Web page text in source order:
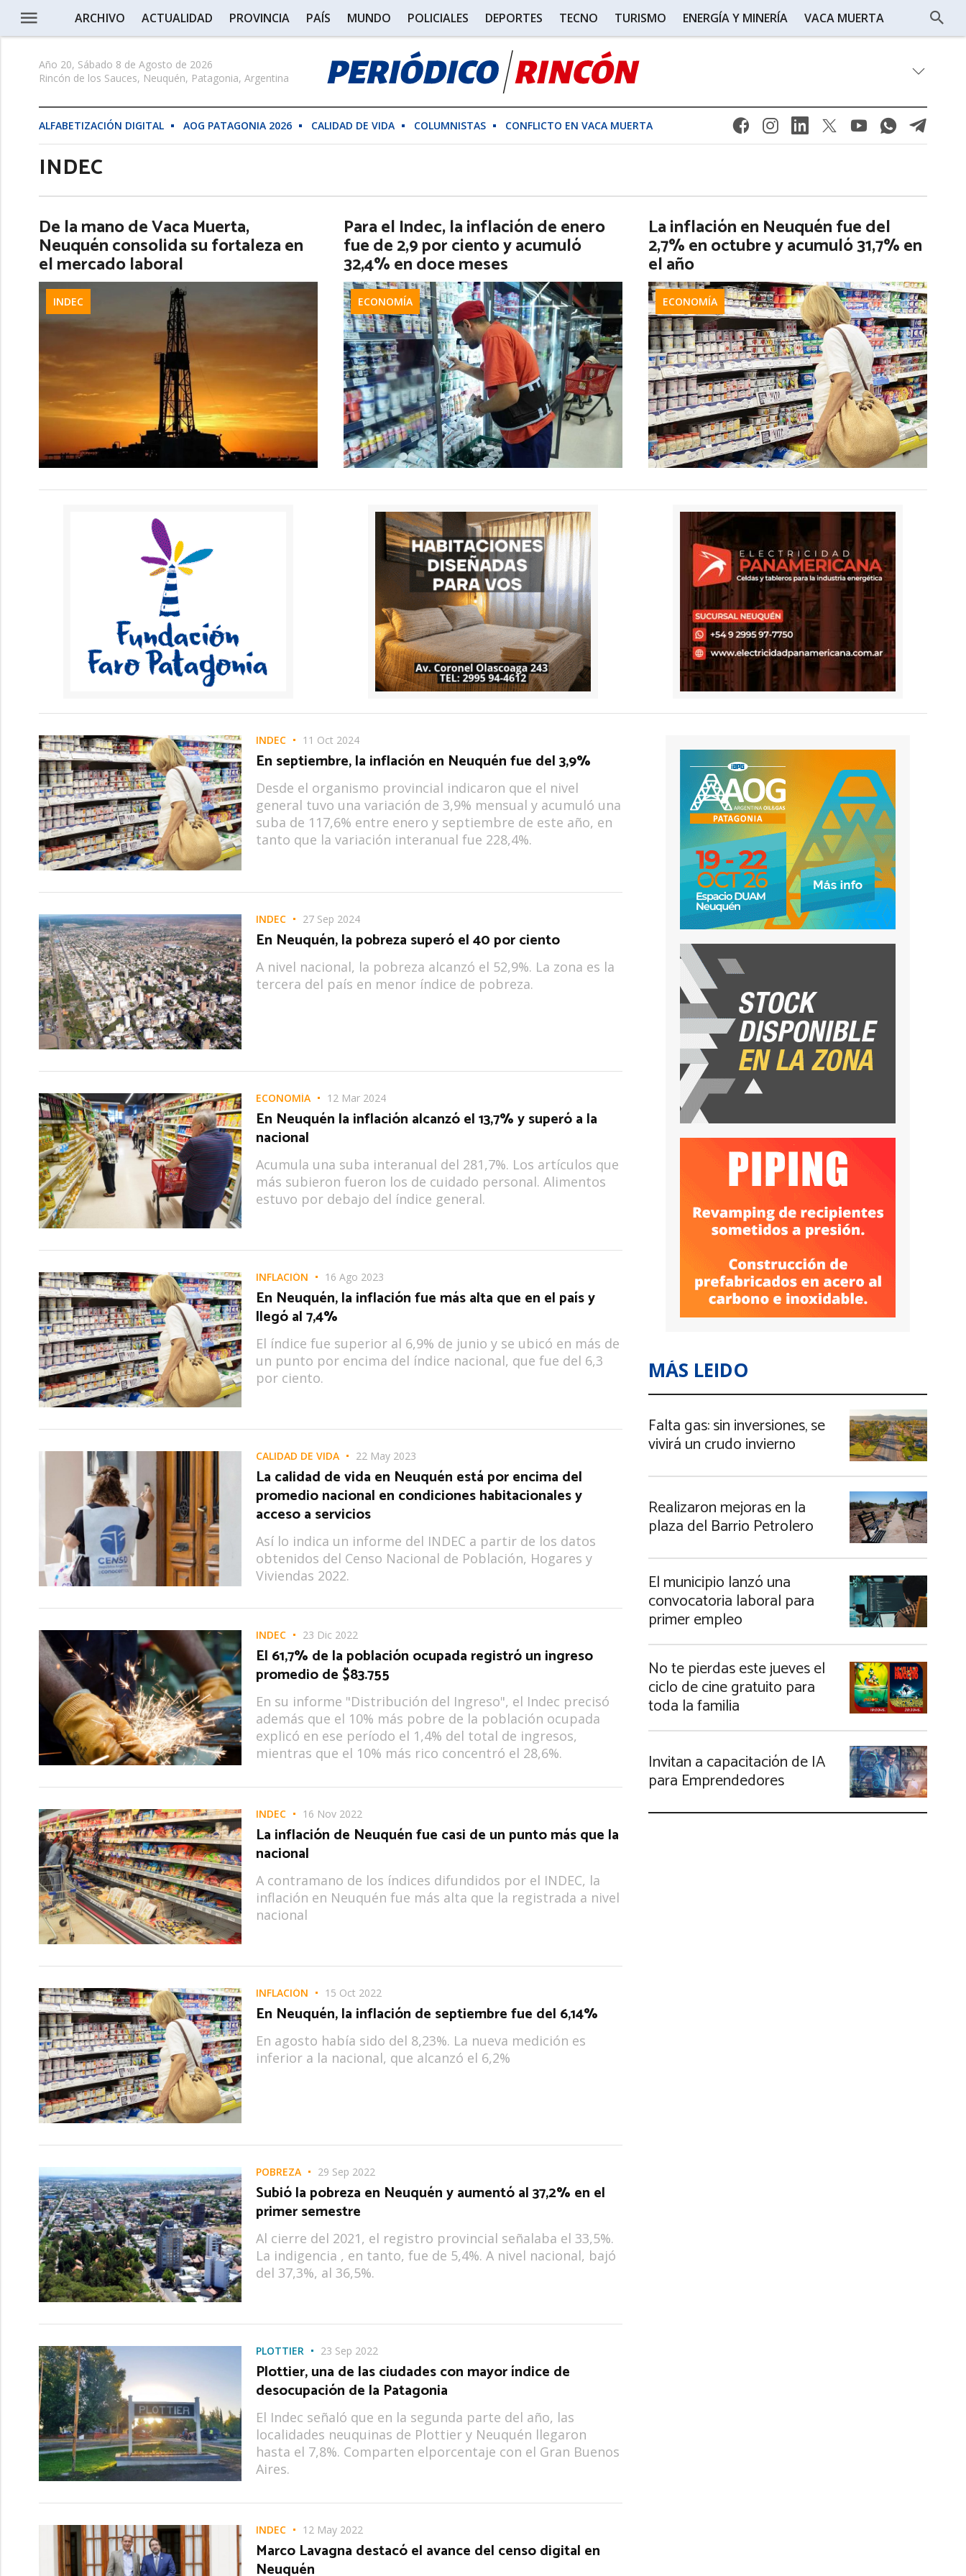
ARCHIVO ACTUALIDAD PROVINCIA PAÍS MUNDO POLICIALES DEPORTES TECNO TURISMO ENERGÍA Y MINERÍA VACA MUERTA
Año 20, Sábado 8 de Agosto de 2026
Rincón de los Sauces, Neuquén, Patagonia, Argentina
ALFABETIZACIÓN DIGITAL AOG PATAGONIA 2026 CALIDAD DE VIDA COLUMNISTAS CONFLICTO EN VACA MUERTA
INDEC
De la mano de Vaca Muerta,
Neuquén consolida su fortaleza en
el mercado laboral
INDEC
Para el Indec, la inflación de enero
fue de 2,9 por ciento y acumuló
32,4% en doce meses
ECONOMÍA
La inflación en Neuquén fue del
2,7% en octubre y acumuló 31,7% en
el año
ECONOMÍA
INDEC 11 Oct 2024
En septiembre, la inflación en Neuquén fue del 3,9%
Desde el organismo provincial indicaron que el nivel
general tuvo una variación de 3,9% mensual y acumuló una
suba de 117,6% entre enero y septiembre de este año, en
tanto que la variación interanual fue 228,4%.
INDEC 27 Sep 2024
En Neuquén, la pobreza superó el 40 por ciento
A nivel nacional, la pobreza alcanzó el 52,9%. La zona es la
tercera del país en menor índice de pobreza.
ECONOMÍA 12 Mar 2024
En Neuquén la inflación alcanzó el 13,7% y superó a la
nacional
Acumula una suba interanual del 281,7%. Los artículos que
más subieron fueron los de cuidado personal. Alimentos
estuvo por debajo del índice general.
INFLACIÓN 16 Ago 2023
En Neuquén, la inflación fue más alta que en el país y
llegó al 7,4%
El índice fue superior al 6,9% de junio y se ubicó en más de
un punto por encima del índice nacional, que fue del 6,3
por ciento.
CALIDAD DE VIDA 22 May 2023
La calidad de vida en Neuquén está por encima del
promedio nacional en condiciones habitacionales y
acceso a servicios
Así lo indica un informe del INDEC a partir de los datos
obtenidos del Censo Nacional de Población, Hogares y
Viviendas 2022.
INDEC 23 Dic 2022
El 61,7% de la población ocupada registró un ingreso
promedio de $83.755
En su informe "Distribución del Ingreso", el Indec precisó
además que el 10% más pobre de la población ocupada
explicó en ese período el 1,4% del total de ingresos,
mientras que el 10% más rico concentró el 28,6%.
INDEC 16 Nov 2022
La inflación de Neuquén fue casi de un punto más que la
nacional
A contramano de los índices difundidos por el INDEC, la
inflación en Neuquén fue más alta que la registrada a nivel
nacional
INFLACIÓN 15 Oct 2022
En Neuquén, la inflación de septiembre fue del 6,14%
En agosto había sido del 8,23%. La nueva medición es
inferior a la nacional, que alcanzó el 6,2%
POBREZA 29 Sep 2022
Subió la pobreza en Neuquén y aumentó al 37,2% en el
primer semestre
Al cierre del 2021, el registro provincial señalaba el 33,5%.
La indigencia , en tanto, fue de 5,4%. A nivel nacional, bajó
del 37,3%, al 36,5%.
PLOTTIER 23 Sep 2022
Plottier, una de las ciudades con mayor índice de
desocupación de la Patagonia
El Indec señaló que en la segunda parte del año, las
localidades neuquinas de Plottier y Neuquén llegaron
hasta el 7,8%. Comparten elporcentaje con el Gran Buenos
Aires.
INDEC 12 May 2022
Marco Lavagna destacó el avance del censo digital en
Neuquén
MÁS LEIDO
Falta gas: sin inversiones, se
vivirá un crudo invierno
Realizaron mejoras en la
plaza del Barrio Petrolero
El municipio lanzó una
convocatoria laboral para
primer empleo
No te pierdas este jueves el
ciclo de cine gratuito para
toda la familia
Invitan a capacitación de IA
para Emprendedores